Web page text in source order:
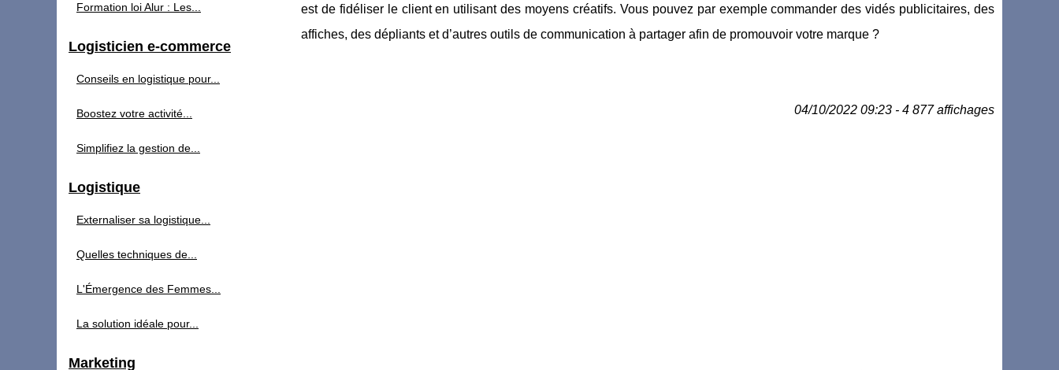
est de fidéliser le client en utilisant des moyens créatifs. Vous pouvez par exemple commander des vidés publicitaires, des
affiches, des dépliants et d’autres outils de communication à partager afin de promouvoir votre marque ?
04/10/2022 09:23 - 4 877 affichages
Formation loi Alur : Les...
Logisticien e-commerce
Conseils en logistique pour...
Boostez votre activité...
Simplifiez la gestion de...
Logistique
Externaliser sa logistique...
Quelles techniques de...
L'Émergence des Femmes...
La solution idéale pour...
Marketing